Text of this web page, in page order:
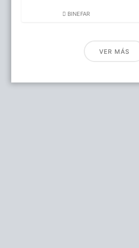
BINEFAR
VER MÁS